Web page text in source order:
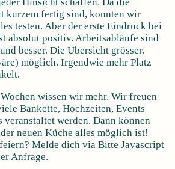
kurzem fertig sind, konnten wir
testen. Aber der erste Eindruck bei
absolut positiv. Arbeitsabläufe sind
besser. Die Übersicht grösser.
möglich. Irgendwie mehr Platz
wissen wir mehr. Wir freuen
Bankette, Hochzeiten, Events
werden. Dann können
neuen Küche alles möglich ist!
Melde dich via Bitte Javascript
Anfrage.